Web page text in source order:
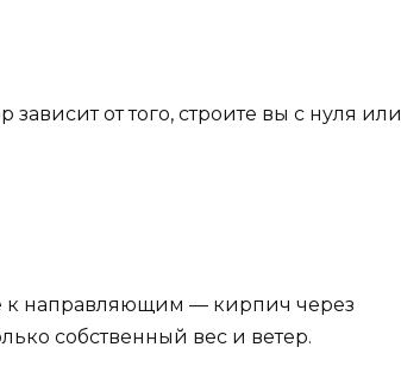
от того, строите вы с нуля или
к направляющим — кирпич через
собственный вес и ветер.